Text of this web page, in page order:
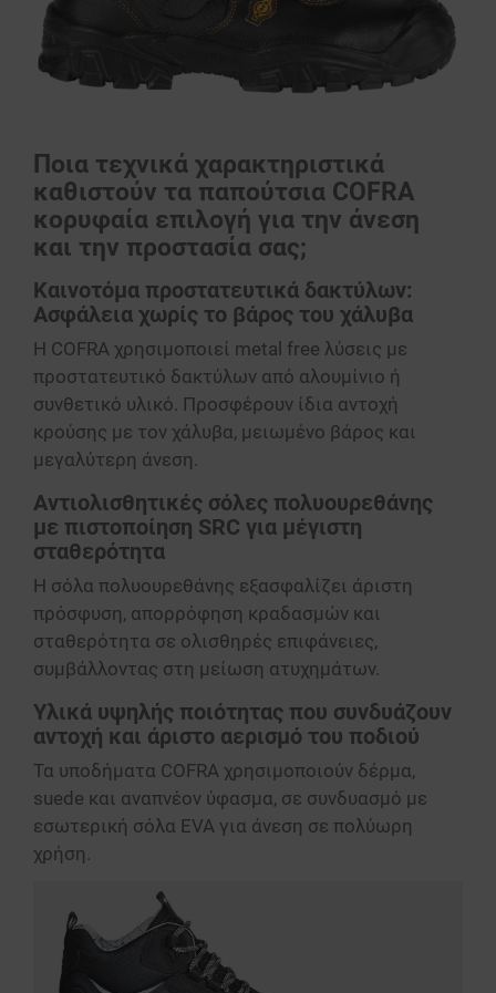
Ποια τεχνικά χαρακτηριστικά
καθιστούν τα παπούτσια COFRA
κορυφαία επιλογή για την άνεση
και την προστασία σας;
Καινοτόμα προστατευτικά δακτύλων:
Ασφάλεια χωρίς το βάρος του χάλυβα
Η COFRA χρησιμοποιεί metal free λύσεις με
προστατευτικό δακτύλων από αλουμίνιο ή
συνθετικό υλικό. Προσφέρουν ίδια αντοχή
κρούσης με τον χάλυβα, μειωμένο βάρος και
μεγαλύτερη άνεση.
Αντιολισθητικές σόλες πολυουρεθάνης
με πιστοποίηση SRC για μέγιστη
σταθερότητα
Η σόλα πολυουρεθάνης εξασφαλίζει άριστη
πρόσφυση, απορρόφηση κραδασμών και
σταθερότητα σε ολισθηρές επιφάνειες,
συμβάλλοντας στη μείωση ατυχημάτων.
Υλικά υψηλής ποιότητας που συνδυάζουν
αντοχή και άριστο αερισμό του ποδιού
Τα υποδήματα COFRA χρησιμοποιούν δέρμα,
suede και αναπνέον ύφασμα, σε συνδυασμό με
εσωτερική σόλα EVA για άνεση σε πολύωρη
χρήση.